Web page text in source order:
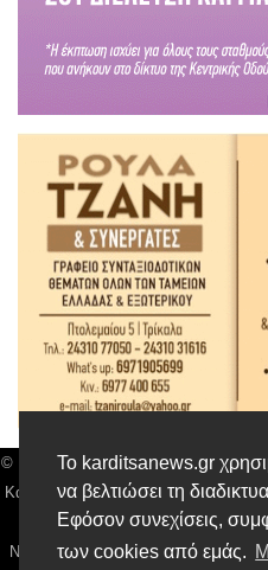
Το karditsanews.gr
να βελτιώσει τη
Εφόσον συνεχίσεις,
των cookies από εμάς.
© Karditsa News | Διακριτικός
Καρδίτσας, Αρ. Γεμή:
Τηλ: 24410 42500,
Νόμιμος Εκπρόσωπος, Ιδιοκτήτης